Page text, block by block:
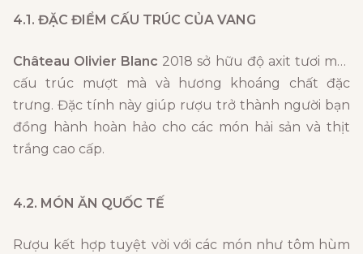
4.1. ĐẶC ĐIỂM CẤU TRÚC CỦA VANG
Château Olivier Blanc 2018 sở hữu độ axit tươi mới,
cấu trúc mượt mà và hương khoáng chất đặc
trưng. Đặc tính này giúp rượu trở thành người bạn
đồng hành hoàn hảo cho các món hải sản và thịt
trắng cao cấp.
4.2. MÓN ĂN QUỐC TẾ
Rượu kết hợp tuyệt vời với các món như tôm hùm